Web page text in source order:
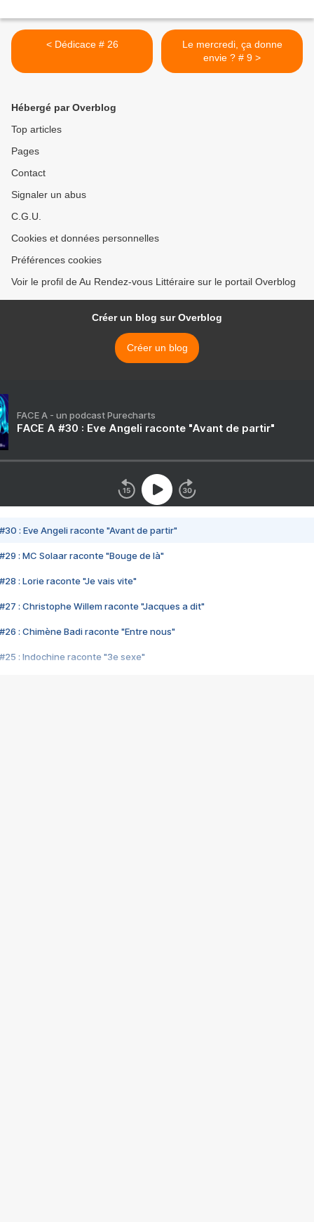
< Dédicace # 26
Le mercredi, ça donne
envie ? # 9 >
Hébergé par Overblog
Top articles
Pages
Contact
Signaler un abus
C.G.U.
Cookies et données personnelles
Préférences cookies
Voir le profil de Au Rendez-vous Littéraire sur le portail Overblog
Créer un blog sur Overblog
Créer un blog
FACE A - un podcast Purecharts
FACE A #30 : Eve Angeli raconte "Avant de partir"
#30 : Eve Angeli raconte "Avant de partir"
#29 : MC Solaar raconte "Bouge de là"
#28 : Lorie raconte "Je vais vite"
#27 : Christophe Willem raconte "Jacques a dit"
#26 : Chimène Badi raconte "Entre nous"
#25 : Indochine raconte "3e sexe"